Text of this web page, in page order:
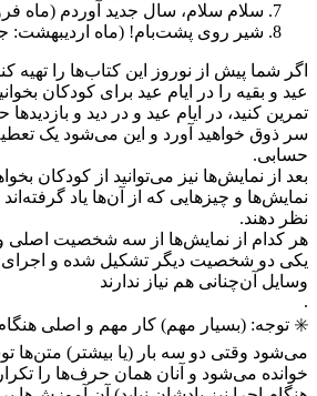
سلام سلام، سال جدید آوردم (ماه
شیر روی پشت‌بام! (ماه اردیبهشت:
اگر شما پیش از نوروز این کتاب‌ها را تهیه
عید و بقیه را در ایام عید برای کودکان
تمرین کنید، در ایام عید و در دید و
سر ذوق خواهید آورد و این می‌شود یک
حسابی.
بعد از نمایش‌ها نیز می‌توانید از کودکان
نمایش‌ها و چیزهایی که از آن‌ها یاد
نظر دهند.
هر کدام از نمایش‌ها از سه شخصیت اصلی و
یکی دو شخصیت دیگر تشکیل شده و اجرای
وسایل آن‌چنانی هم نیاز ندارند
.
✳️ توجه: (بسیار مهم) کار مهم و اصلی
می‌شود وقتی دو سه بار (یا بیشتر) متن‌ها
خوانده می‌شود و آنان همان حرف‌ها را